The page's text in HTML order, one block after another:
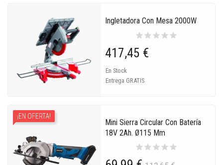
Ingletadora Con Mesa 2000W
starstarstarstarstar
417,45 €
En Stock
Entrega GRATIS
Mini Sierra Circular Con Batería
18V 2Ah. Ø115 Mm
starstarstarstarstar
¡EN OFERTA!